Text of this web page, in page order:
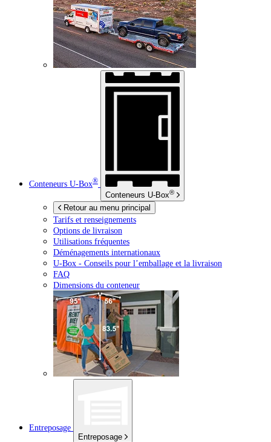
Conteneurs U-Box®
Conteneurs U-Box®
Retour au menu principal
Tarifs et renseignements
Options de livraison
Utilisations fréquentes
Déménagements internationaux
U-Box - Conseils pour l’emballage et la livraison
FAQ
Dimensions du conteneur
Entreposage
Entreposage